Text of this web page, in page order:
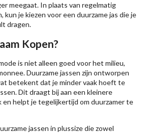
meegaat. In plaats van regelmatig
kun je kiezen voor een duurzame jas die je
dragen.
Kopen?
is niet alleen goed voor het milieu,
Duurzame jassen zijn ontworpen
betekent dat je minder vaak hoeft te
Dit draagt bij aan een kleinere
helpt je tegelijkertijd om duurzamer te
jassen in plussize die zowel